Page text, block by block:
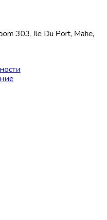
303, Ile Du Port, Mahe,